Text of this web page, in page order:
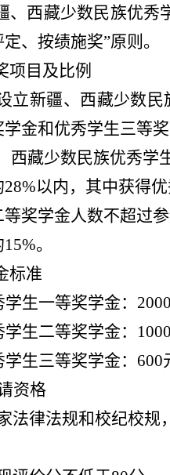
、西藏少数民族优秀
、按绩施奖”原则。
项目及比例
立新疆、西藏少数
金和优秀学生三等
西藏少数民族优秀
28%以内，其中获得
奖学金人数不超过
。
标准
学生一等奖学金：
学生二等奖学金：
学生三等奖学金：600
资格
法律法规和校纪校